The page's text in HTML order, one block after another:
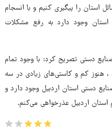
استان را پیگیری کنیم و با انسجام
وجود دارد به رفع مشکلات
دستی تصریح کرد: با وجود تمام
، هنوز کم و کاستی‌های زیادی در سه
دستی استان اردبیل وجود دارد و
اردبیل عذرخواهی می‌کنم.